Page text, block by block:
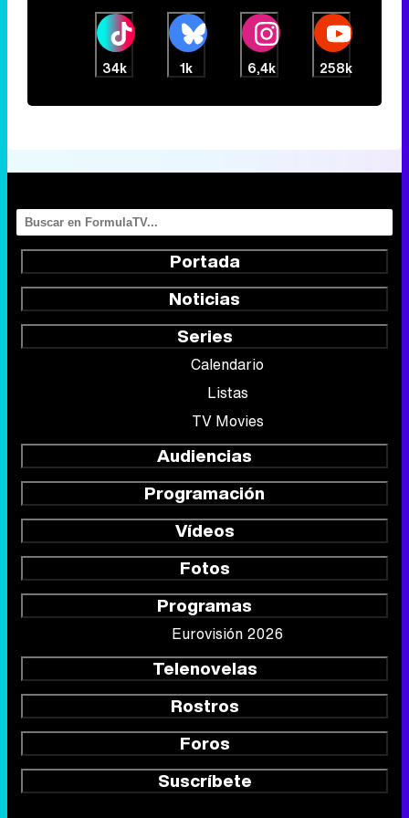
34k 1k 6,4k 258k
Portada
Noticias
Series
Calendario
Listas
TV Movies
Audiencias
Programación
Vídeos
Fotos
Programas
Eurovisión 2026
Telenovelas
Rostros
Foros
Suscríbete